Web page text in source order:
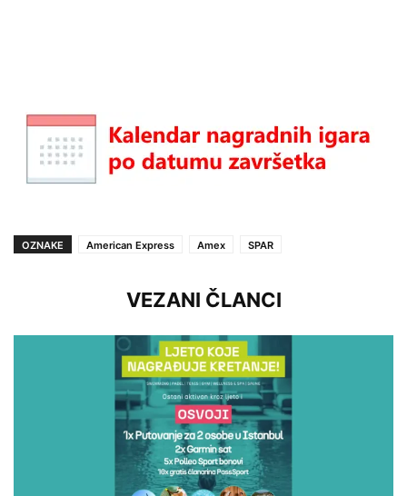
OZNAKE American Express Amex SPAR
VEZANI ČLANCI